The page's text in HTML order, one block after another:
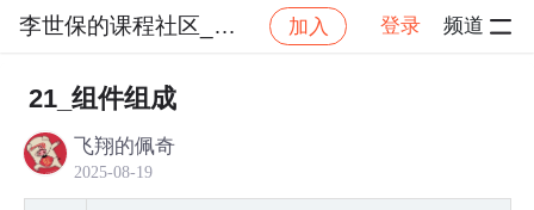
李世保的课程社区_NO_1 加入 登录 频道
社区 李世保的课程社区_NO_1
21_组件组成
飞翔的佩奇
2025-08-19